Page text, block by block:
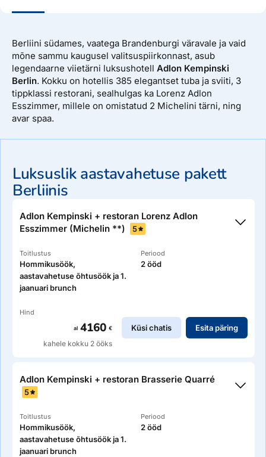
Berliini südames, vaatega Brandenburgi väravale ja vaid
mõne sammu kaugusel valitsuspiirkonnast, asub
legendaarne viietärni luksushotell Adlon Kempinski
Berlin. Kokku on hotellis 385 elegantset tuba ja sviiti, 3
tippklassi restorani, sealhulgas ka Lorenz Adlon
Esszimmer, millele on omistatud 2 Michelini tärni, ning
avar spaa.
Luksuslik aastavahetuse pakett
Berliinis
Adlon Kempinski + restoran Lorenz Adlon
Esszimmer (Michelin **)
5
Toitlustus
Hommikusöök,
aastavahetuse õhtusöök ja 1.
jaanuari brunch
Periood
2 ööd
Hind
al 4160 €
kahele kokku 2 ööks
Küsi chatis Esita päring
Adlon Kempinski + restoran Brasserie Quarré
5
Toitlustus
Hommikusöök,
aastavahetuse õhtusöök ja 1.
jaanuari brunch
Periood
2 ööd